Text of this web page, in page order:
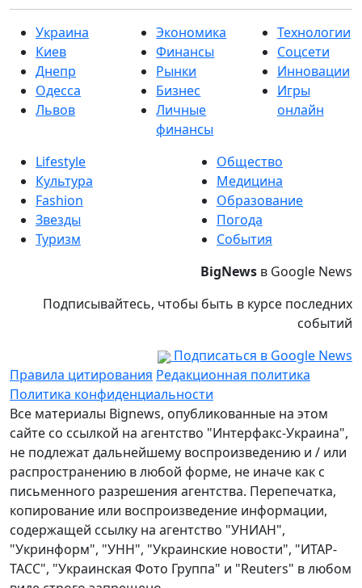
Украина
Киев
Днепр
Одесса
Львов
Экономика
Финансы
Рынки
Бизнес
Личные
финансы
Технологии
Соцсети
Инновации
Игры
онлайн
Lifestyle
Культура
Fashion
Звезды
Туризм
Общество
Медицина
Образование
Погода
События
BigNews в Google News
Подписывайтесь, чтобы быть в курсе последних
событий
Подписаться в Google News
Правила цитирования Редакционная политика
Политика конфиденциальности
Все материалы Bignews, опубликованные на этом
сайте со ссылкой на агентство "Интерфакс-Украина",
не подлежат дальнейшему воспроизведению и / или
распространению в любой форме, не иначе как с
письменного разрешения агентства. Перепечатка,
копирование или воспроизведение информации,
содержащей ссылку на агентство "УНИАН",
"Укринформ", "УНН", "Украинские новости", "ИТАР-
ТАСС", "Украинская Фото Группа" и "Reuters" в любом